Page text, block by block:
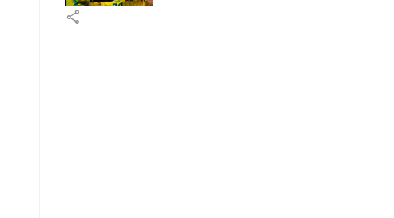
share